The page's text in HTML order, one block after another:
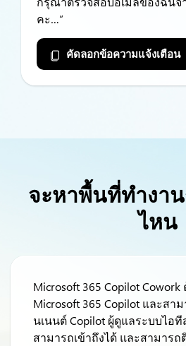
คะ…”
คัดลอกข้อความแจ้งเตือน
จะหาพื้นที่ทำงา
ไหน
Microsoft 365 Copilot
Microsoft 365 Copilot และสา
นเนนต์ Copilot ผู้ดูแลระบบไอ
สามารถเข้าถึงได้ และสามาร